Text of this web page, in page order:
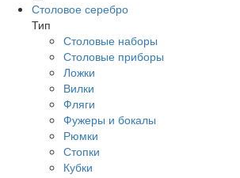
Столовое серебро
Тип
Столовые наборы
Столовые приборы
Ложки
Вилки
Фляги
Фужеры и бокалы
Рюмки
Стопки
Кубки